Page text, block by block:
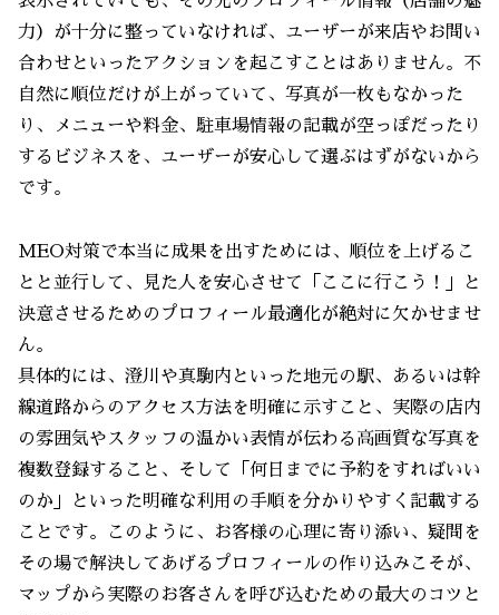
力）が十分に整っていなければ、ユーザーが来店やお問い
合わせといったアクションを起こすことはありません。不
自然に順位だけが上がっていて、写真が一枚もなかった
り、メニューや料金、駐車場情報の記載が空っぽだったり
するビジネスを、ユーザーが安心して選ぶはずがないから
です。
MEO対策で本当に成果を出すためには、順位を上げるこ
とと並行して、見た人を安心させて「ここに行こう！」と
決意させるためのプロフィール最適化が絶対に欠かせませ
ん。
具体的には、澄川や真駒内といった地元の駅、あるいは幹
線道路からのアクセス方法を明確に示すこと、実際の店内
の雰囲気やスタッフの温かい表情が伝わる高画質な写真を
複数登録すること、そして「何日までに予約をすればいい
のか」といった明確な利用の手順を分かりやすく記載する
ことです。このように、お客様の心理に寄り添い、疑問を
その場で解決してあげるプロフィールの作り込みこそが、
マップから実際のお客さんを呼び込むための最大のコツと